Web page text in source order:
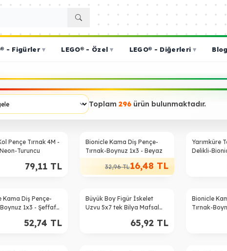
- Figürler ▾ LEGO® - Özel ▾ LEGO® - Diğerleri ▾ Blog
Toplam296 ürün bulunmaktadır.
Pençe Tırnak 4M -
Turuncu
79,11 TL
%50
Bionicle Kama Diş Pençe-
Tırnak-Boynuz 1x3 - Beyaz
32,96TL16,48 TL
Yarımküre
Delikli-
Kama Diş Pençe-
1x3 - Şeffaf-
52,74 TL
Büyük Boy Figür İskelet
Uzvu 5x7 tek Bilya Mafsal
65,92 TL
Bionicle
Tırnak-